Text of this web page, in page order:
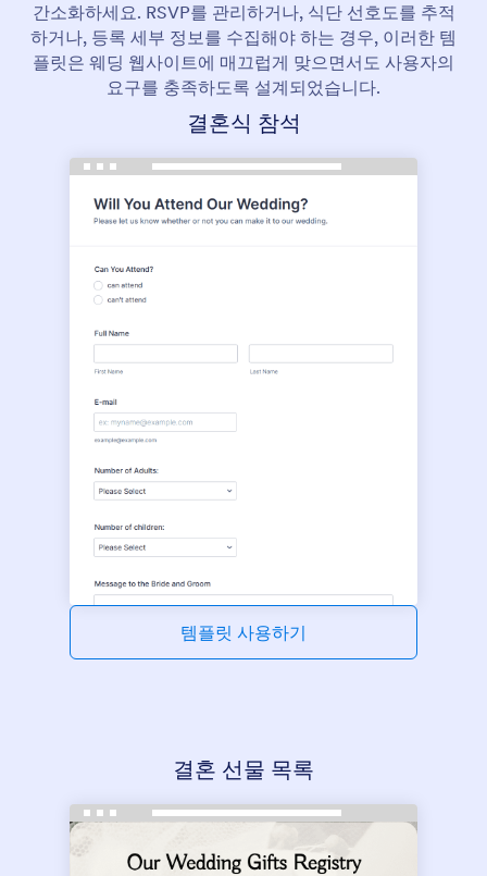
간소화하세요. RSVP를 관리하거나, 식단 선호도를 추적
하거나, 등록 세부 정보를 수집해야 하는 경우, 이러한 템
플릿은 웨딩 웹사이트에 매끄럽게 맞으면서도 사용자의
요구를 충족하도록 설계되었습니다.
결혼식 참석
템플릿 사용하기
결혼 선물 목록